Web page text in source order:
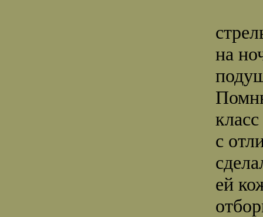
на
класс
с
ей